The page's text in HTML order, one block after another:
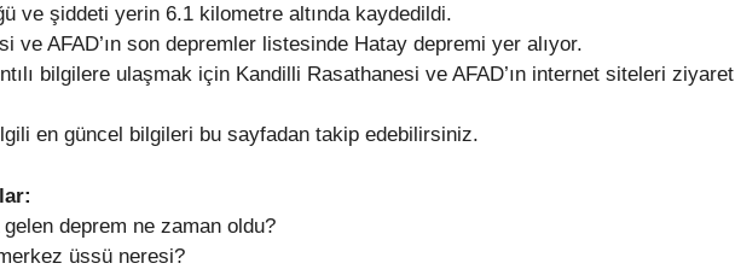
ve şiddeti yerin 6.1 kilometre altında kaydedildi.
ve AFAD’ın son depremler listesinde Hatay depremi yer alıyor.
bilgilere ulaşmak için Kandilli Rasathanesi ve AFAD’ın internet siteleri ziyaret
en güncel bilgileri bu sayfadan takip edebilirsiniz.
deprem ne zaman oldu?
üssü neresi?